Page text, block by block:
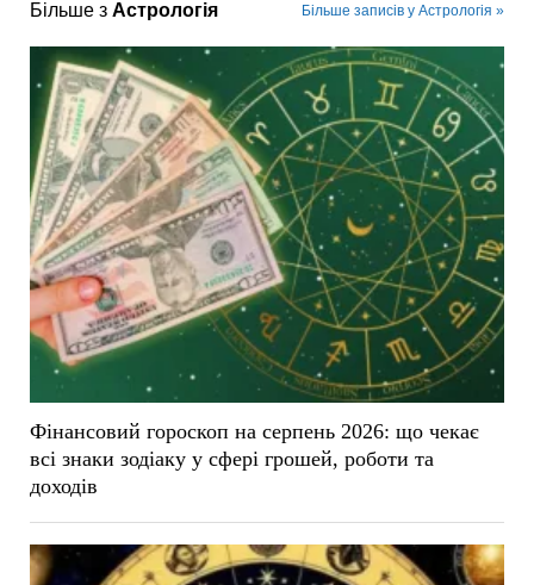
Більше з Астрологія Більше записів у Астрологія »
Фінансовий гороскоп на серпень 2026: що чекає
всі знаки зодіаку у сфері грошей, роботи та
доходів